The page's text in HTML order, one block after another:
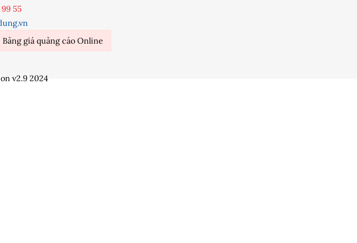
55
Bảng giá quảng cáo Online
v2.9 2024